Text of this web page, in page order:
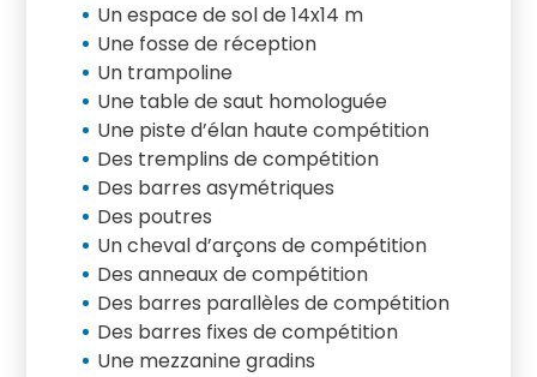
Un espace de sol de 14x14 m
Une fosse de réception
Un trampoline
Une table de saut homologuée
Une piste d’élan haute compétition
Des tremplins de compétition
Des barres asymétriques
Des poutres
Un cheval d’arçons de compétition
Des anneaux de compétition
Des barres parallèles de compétition
Des barres fixes de compétition
Une mezzanine gradins